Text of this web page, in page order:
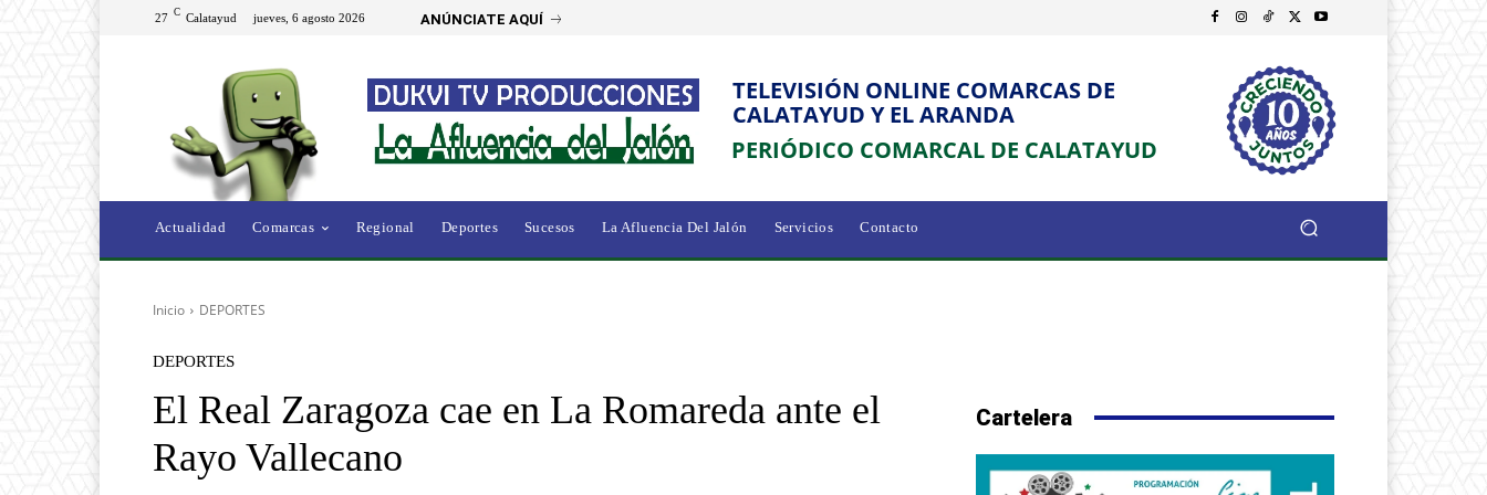
27 C Calatayud jueves, 6 agosto 2026 ANÚNCIATE AQUÍ
TELEVISIÓN ONLINE COMARCAS DE
CALATAYUD Y EL ARANDA
PERIÓDICO COMARCAL DE CALATAYUD
Actualidad Comarcas Regional Deportes Sucesos La Afluencia Del Jalón Servicios Contacto
Inicio DEPORTES
DEPORTES
El Real Zaragoza cae en La Romareda ante el
Rayo Vallecano
Cartelera